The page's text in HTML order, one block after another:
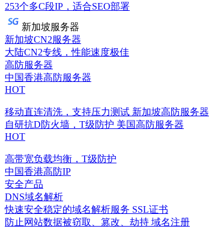
253个多C段IP，适合SEO部署
新加坡服务器
新加坡CN2服务器
大陆CN2专线，性能速度极佳
高防服务器
中国香港高防服务器
HOT
移动直连清洗，支持压力测试 新加坡高防服务器
自研抗D防火墙，T级防护 美国高防服务器
HOT
高带宽负载均衡，T级防护
中国香港高防IP
安全产品
DNS域名解析
快速安全稳定的域名解析服务 SSL证书
防止网站数据被窃取、篡改、劫持 域名注册